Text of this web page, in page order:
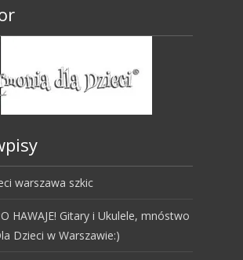
warszawa szkic
HAWAJE! Gitary i Ukulele, mnóstwo
Dzieci w Warszawie:)